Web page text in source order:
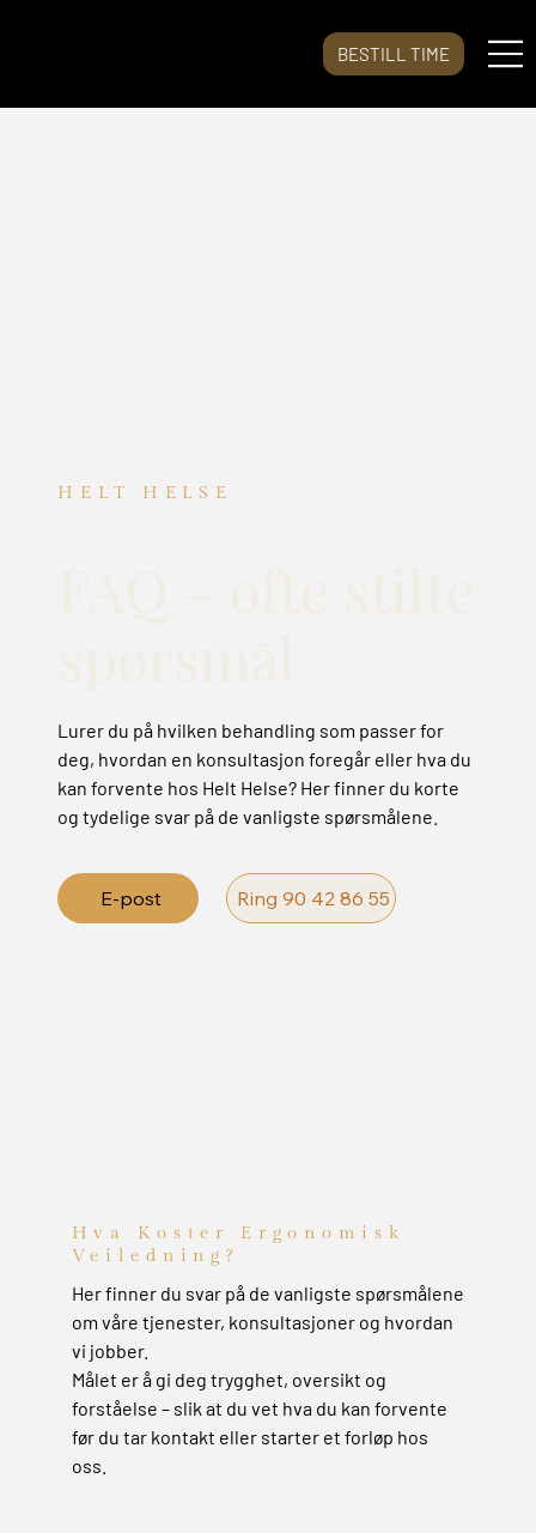
BESTILL TIME
HELT HELSE
Lurer du på hvilken behandling som passer for
deg, hvordan en konsultasjon foregår eller hva du
kan forvente hos Helt Helse? Her finner du korte
og tydelige svar på de vanligste spørsmålene.
E-post Ring 90 42 86 55
Hva Koster Ergonomisk
Veiledning?
Her finner du svar på de vanligste spørsmålene
om våre tjenester, konsultasjoner og hvordan
vi jobber.
Målet er å gi deg trygghet, oversikt og
forståelse – slik at du vet hva du kan forvente
før du tar kontakt eller starter et forløp hos
oss.